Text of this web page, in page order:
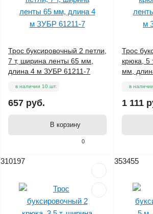
0
Трос буксировочный 2 петли,
7 т, ширина ленты 65 мм,
длина 4 м ЗУБР 61211-7
в наличии 10 шт.
657 руб.
В корзину
Трос
крюка, 5
мм,
в
1 111
310197 353455